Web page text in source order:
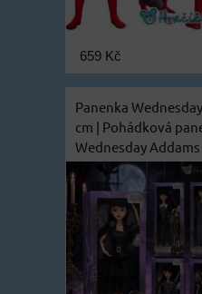
659 Kč
Panenka
cm | Pohádková
Wednesday Addams